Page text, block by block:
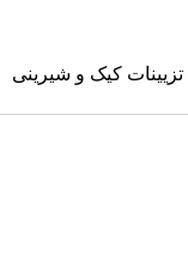
تزیینات کیک و شیرینی